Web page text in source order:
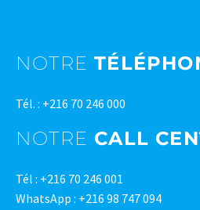
NOTRE
Tél. : +216 70 246 000
NOTRE CALL
Tél : +216 70 246 001
WhatsApp : +216 98 747 094